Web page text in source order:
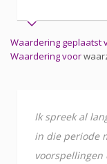
Waardering geplaatst
Waardering voor
Ik spreek al
in die periode